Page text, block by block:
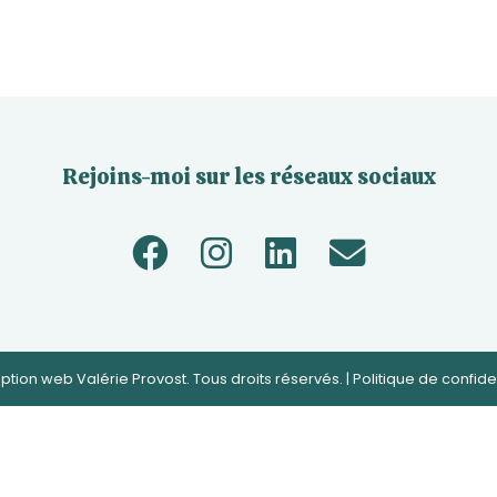
Rejoins-moi sur les réseaux sociaux
web Valérie Provost. Tous droits réservés. | Politique de